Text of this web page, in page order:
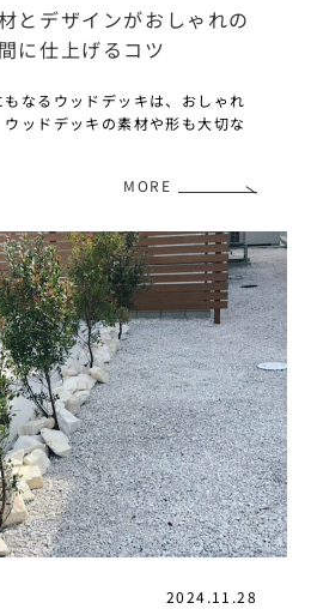
とデザインがおしゃれの
に仕上げるコツ
なるウッドデッキは、おしゃれ
ッドデッキの素材や形も大切な
MORE
2024.11.28